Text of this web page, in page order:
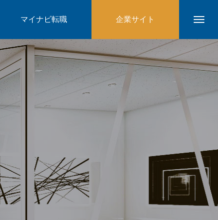
マイナビ転職 企業サイト